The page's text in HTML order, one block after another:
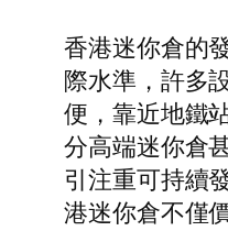
香港迷你倉的
際水準，許多
便，靠近地鐵
分高端迷你倉
引注重可持續
港迷你倉不僅